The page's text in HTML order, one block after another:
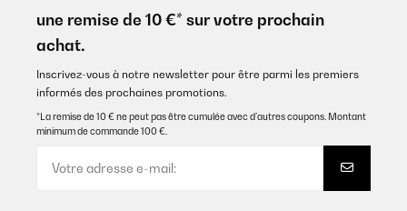
une remise de 10 €* sur votre prochain
achat.
Inscrivez-vous à notre newsletter pour être parmi les premiers
informés des prochaines promotions.
*La remise de 10 € ne peut pas être cumulée avec d’autres coupons. Montant
minimum de commande 100 €.